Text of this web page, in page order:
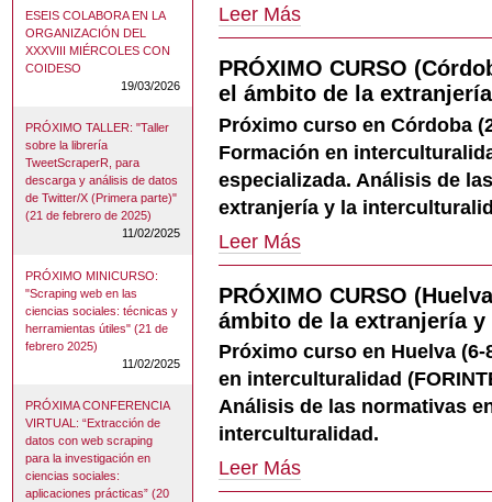
ESEIS COLABORA EN LA
ORGANIZACIÓN DEL
XXXVIII MIÉRCOLES CON
COIDESO
19/03/2026
PRÓXIMO TALLER: "Taller
sobre la librería
TweetScraperR, para
descarga y análisis de datos
de Twitter/X (Primera parte)"
(21 de febrero de 2025)
11/02/2025
PRÓXIMO MINICURSO:
"Scraping web en las
ciencias sociales: técnicas y
herramientas útiles" (21 de
febrero 2025)
11/02/2025
PRÓXIMA CONFERENCIA
VIRTUAL: “Extracción de
datos con web scraping
para la investigación en
ciencias sociales:
aplicaciones prácticas” (20
Sciences
-
DIVERSE
PROJECT
Leer Más
PRÓXIMO CURSO
el ámbito de la
Próximo curso en Córdoba
Formación en
especializada. Análisis de
extranjería y la
PRÓXIMO
CURSO
Análisis
de
normativas
en
ámbito
de
extranjería
y
Leer Más
PRÓXIMO CURSO
ámbito de la extranjería
Próximo curso en Huelva
en interculturalidad
Análisis de las normativas
interculturalidad.
PRÓXIMO
CURSO
Leer Más